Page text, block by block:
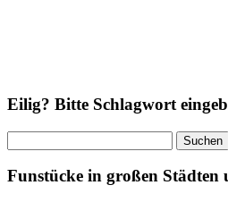
Eilig? Bitte Schlagwort
nach:
Funstücke in großen Städten